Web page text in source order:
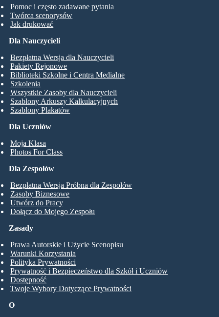
Pomoc i często zadawane pytania
Twórca scenorysów
Jak drukować
Dla Uczniów
Moja Klasa
Photos For Class
Dla Nauczycieli
Bezpłatna Wersja dla Nauczycieli
Pakiety Rejonowe
Biblioteki Szkolne i Centra Medialne
Szkolenia
Wszystkie Zasoby dla Nauczycieli
Szablony Arkuszy Kalkulacyjnych
Szablony Plakatów
Dla Zespołów
Bezpłatna Wersja Próbna dla Zespołów
Zasoby Biznesowe
Utwórz do Pracy
Dołącz do Mojego Zespołu
O
Zasady
Prawa Autorskie i Użycie Scenopisu
Warunki Korzystania
Polityka Prywatności
Prywatność i Bezpieczeństwo dla Szkół i Uczniów
Dostępność
Twoje Wybory Dotyczące Prywatności